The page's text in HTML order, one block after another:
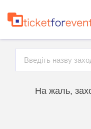
На жаль,